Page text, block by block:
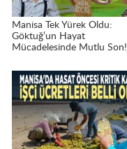
Manisa Tek Yürek Oldu:
Göktuğ’un Hayat
Mücadelesinde Mutlu Son!